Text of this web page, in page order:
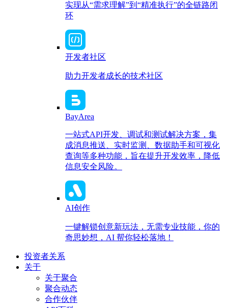
实现从“需求理解”到“精准执行”的全链路闭
环
开发者社区
助力开发者成长的技术社区
BayArea
一站式API开发、调试和测试解决方案，集
成消息推送、实时监测、数据助手和可视化
查询等多种功能，旨在提升开发效率，降低
信息安全风险。
AI创作
一键解锁创意新玩法，无需专业技能，你的
奇思妙想，AI 帮你轻松落地！
投资者关系
关于
关于聚合
聚合动态
合作伙伴